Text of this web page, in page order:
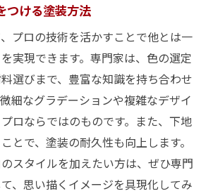
おすすめ塗料とデザイン
点で見る外壁塗装のコツ
度の高いスタイリング事例
エコフレンドリー塗装の取り組み
験から学ぶ塗装テクニック
施工までの流れ
つける塗装方法
プロの技術を活かすことで他とは一
実現できます。専門家は、色の選定
選びまで、豊富な知識を持ち合わせ
細なグラデーションや複雑なデザイ
ロならではのものです。また、下地
とで、塗装の耐久性も向上します。
スタイルを加えたい方は、ぜひ専門
、思い描くイメージを具現化してみ